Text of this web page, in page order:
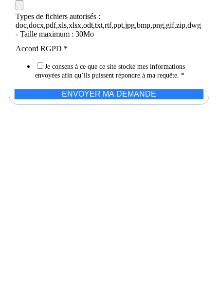
Types de fichiers autorisés :
doc,docx,pdf,xls,xlsx,odt,txt,rtf,ppt,jpg,bmp,png,gif,zip,dwg
- Taille maximum : 30Mo
Accord RGPD *
Je consens à ce que ce site stocke mes informations
envoyées afin qu’ils puissent répondre à ma requête. *
ENVOYER MA DEMANDE